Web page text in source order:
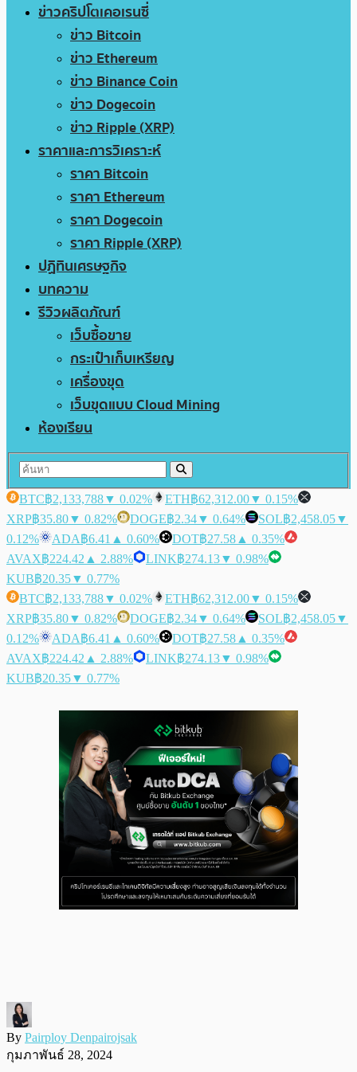
ข่าวคริปโตเคอเรนซี่
ข่าว Bitcoin
ข่าว Ethereum
ข่าว Binance Coin
ข่าว Dogecoin
ข่าว Ripple (XRP)
ราคาและการวิเคราะห์
ราคา Bitcoin
ราคา Ethereum
ราคา Dogecoin
ราคา Ripple (XRP)
ปฏิทินเศรษฐกิจ
บทความ
รีวิวผลิตภัณฑ์
เว็บซื้อขาย
กระเป๋าเก็บเหรียญ
เครื่องขุด
เว็บขุดแบบ Cloud Mining
ห้องเรียน
BTC฿2,133,788▼ 0.02% ETH฿62,312.00▼ 0.15%
XRP฿35.80▼ 0.82% DOGE฿2.34▼ 0.64% SOL฿2,458.05▼
0.12%
ADA฿6.41 ▲ 0.60% DOT฿27.58 ▲ 0.35%
AVAX฿224.42 ▲ 2.88% LINK฿274.13▼ 0.98%
KUB฿20.35▼ 0.77%
BTC฿2,133,788▼ 0.02% ETH฿62,312.00▼ 0.15%
XRP฿35.80▼ 0.82% DOGE฿2.34▼ 0.64% SOL฿2,458.05▼
0.12%
ADA฿6.41 ▲ 0.60% DOT฿27.58 ▲ 0.35%
AVAX฿224.42 ▲ 2.88% LINK฿274.13▼ 0.98%
KUB฿20.35▼ 0.77%
By Pairploy Denpairojsak
กุมภาพันธ์ 28, 2024